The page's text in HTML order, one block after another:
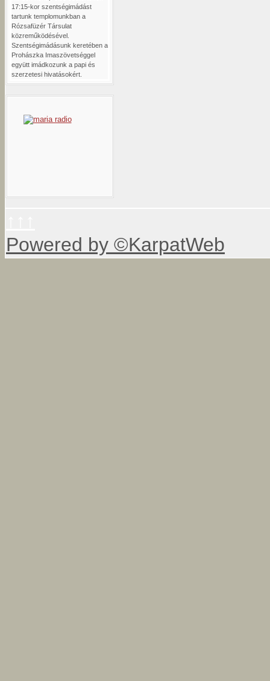
17:15-kor szentségimádást
tartunk templomunkban a
Rózsafüzér Társulat
közreműködésével.
Szentségimádásunk keretében a
Prohászka Imaszövetséggel
együtt imádkozunk a papi és
szerzetesi hivatásokért.
Powered by ©KarpatWeb